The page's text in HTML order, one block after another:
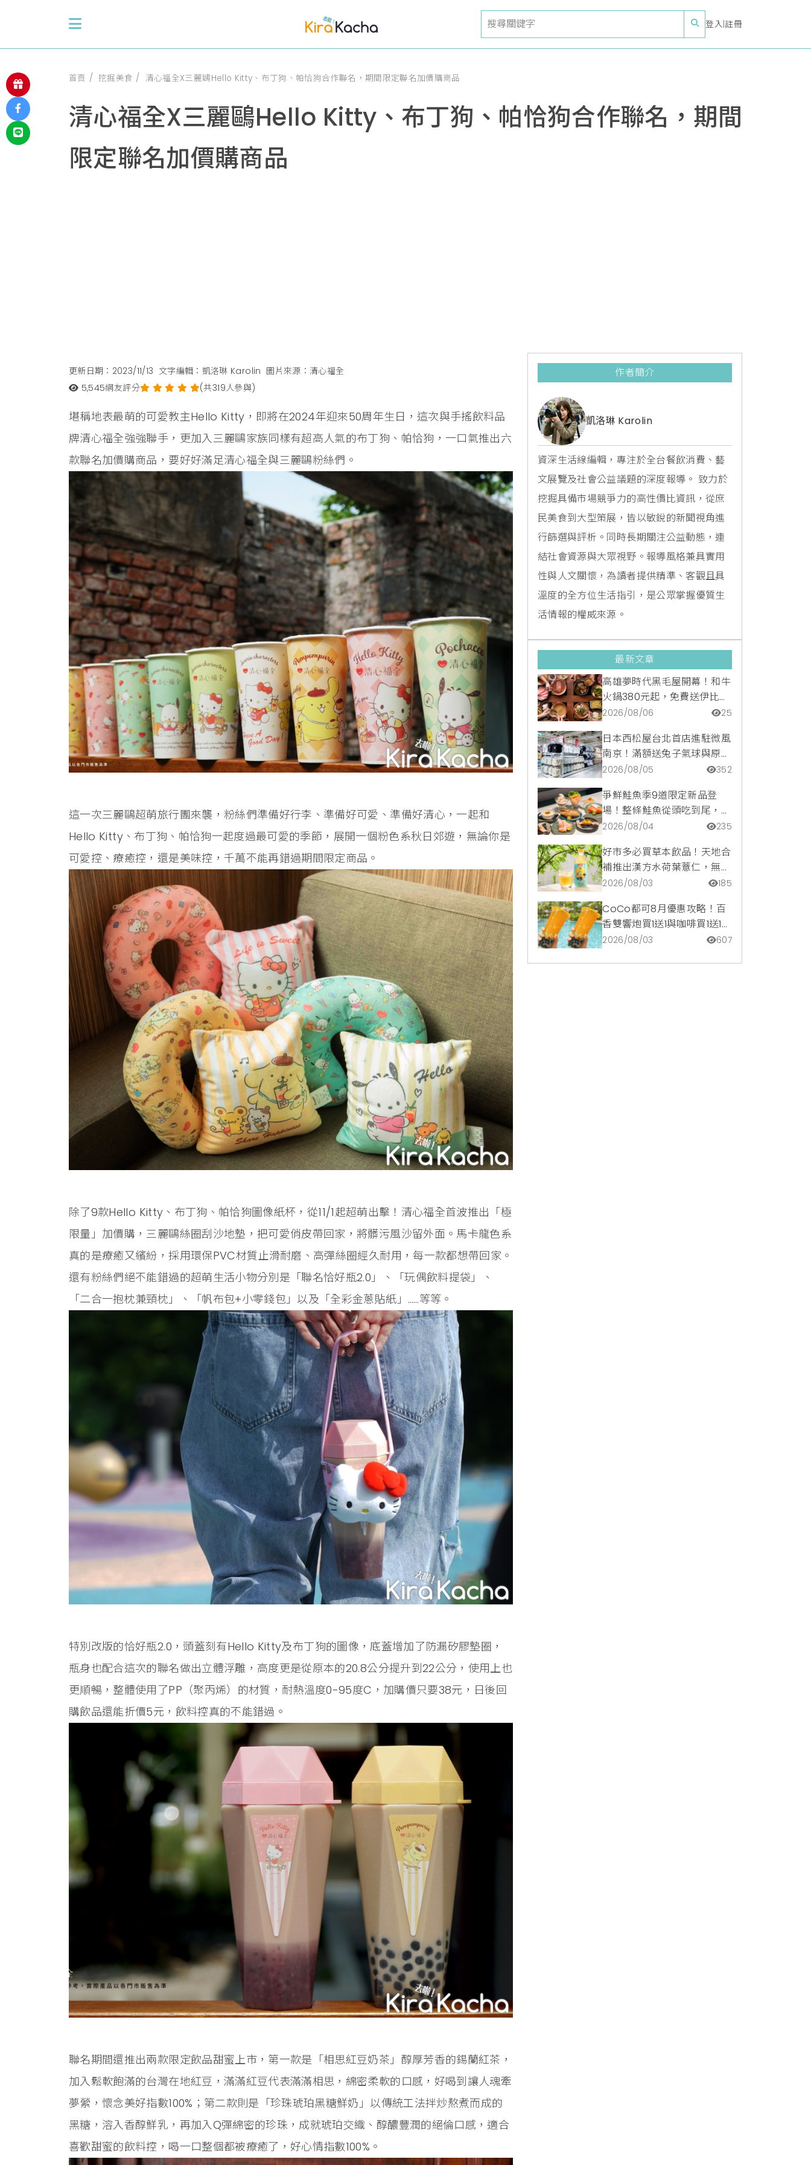
登入 註冊
首頁 挖掘美食 清心福全X三麗鷗Hello Kitty、布丁狗、帕恰狗合作聯名，期間限定聯名加價購商品
清心福全X三麗鷗Hello Kitty、布丁狗、帕恰狗合作聯名，期間
限定聯名加價購商品
更新日期：2023/11/13 文字編輯：凱洛琳 Karolin 圖片來源：清心福全
5,545網友評分 (共319人參與)
堪稱地表最萌的可愛教主Hello Kitty，即將在2024年迎來50周年生日，這次與手搖飲料品
牌清心福全強強聯手，更加入三麗鷗家族同樣有超高人氣的布丁狗、帕恰狗，一口氣推出六
款聯名加價購商品，要好好滿足清心福全與三麗鷗粉絲們。
這一次三麗鷗超萌旅行團來襲，粉絲們準備好行李、準備好可愛、準備好清心，一起和
Hello Kitty、布丁狗、帕恰狗一起度過最可愛的季節，展開一個粉色系秋日郊遊，無論你是
可愛控、療癒控，還是美味控，千萬不能再錯過期間限定商品。
除了9款Hello Kitty、布丁狗、帕恰狗圖像紙杯，從11/1起超萌出擊！清心福全首波推出「極
限量」加價購，三麗鷗絲圈刮沙地墊，把可愛俏皮帶回家，將髒污風沙留外面。馬卡龍色系
真的是療癒又繽紛，採用環保PVC材質止滑耐磨、高彈絲圈經久耐用，每一款都想帶回家。
還有粉絲們絕不能錯過的超萌生活小物分別是「聯名恰好瓶2.0」、「玩偶飲料提袋」、
「二合一抱枕兼頸枕」、「帆布包+小零錢包」以及「全彩金蔥貼紙」……等等。
特別改版的恰好瓶2.0，頭蓋刻有Hello Kitty及布丁狗的圖像，底蓋增加了防漏矽膠墊圈，
瓶身也配合這次的聯名做出立體浮雕，高度更是從原本的20.8公分提升到22公分，使用上也
更順暢，整體使用了PP（聚丙烯）的材質，耐熱溫度0-95度C，加購價只要38元，日後回
購飲品還能折價5元，飲料控真的不能錯過。
聯名期間還推出兩款限定飲品甜蜜上市，第一款是「相思紅豆奶茶」醇厚芳香的錫蘭紅茶，
加入鬆軟飽滿的台灣在地紅豆，滿滿紅豆代表滿滿相思，綿密柔軟的口感，好喝到讓人魂牽
夢縈，懷念美好指數100%；第二款則是「珍珠琥珀黑糖鮮奶」以傳統工法拌炒熬煮而成的
黑糖，溶入香醇鮮乳，再加入Q彈綿密的珍珠，成就琥珀交織、醇醲豐潤的絕倫口感，適合
喜歡甜蜜的飲料控，喝一口整個都被療癒了，好心情指數100%。
作者簡介
凱洛琳 Karolin
資深生活線編輯，專注於全台餐飲消費、藝
文展覽及社會公益議題的深度報導。 致力於
挖掘具備市場競爭力的高性價比資訊，從庶
民美食到大型策展，皆以敏銳的新聞視角進
行篩選與評析。同時長期關注公益動態，連
結社會資源與大眾視野。報導風格兼具實用
性與人文關懷，為讀者提供精準、客觀且具
溫度的全方位生活指引，是公眾掌握優質生
活情報的權威來源。
最新文章
高雄夢時代黑毛屋開幕！和牛
火鍋380元起，免費送伊比利
豬再享青森蘋果冰淇淋加購
2026/08/06 25
日本西松屋台北首店進駐微風
南京！滿額送兔子氣球與原創
托特包，指定夏裝享8折優惠
2026/08/05 352
爭鮮鮭魚季9道限定新品登
場！整條鮭魚從頭吃到尾，鹹
甜鮭魚卵霜淇淋開吃，滿額再
2026/08/04 235
好市多必買草本飲品！天地合
補推出漢方水荷葉薏仁，無咖
啡因低卡路里輕鬆喝無負擔
2026/08/03 185
CoCo都可8月優惠攻略！百
香雙響炮買1送1與咖啡買1送1熱
銷登場，都可訂2杯85元起
2026/08/03 607